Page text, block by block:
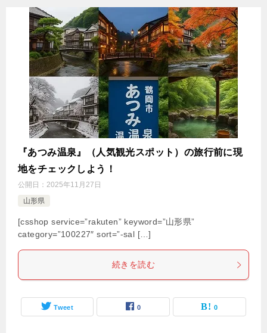
『あつみ温泉』（人気観光スポット）の旅行前に現
地をチェックしよう！
公開日： 2025年11月27日
山形県
[csshop service=”rakuten” keyword=”山形県”
category=”100227″ sort=”-sal […]
続きを読む
Tweet 0 0